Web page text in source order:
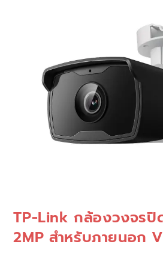
TP-Link กล้องวงจรปิ
2MP สำหรับภายนอก